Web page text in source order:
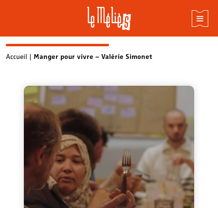
SkipAccueil | Manger pour vivre – Valérie Simonet